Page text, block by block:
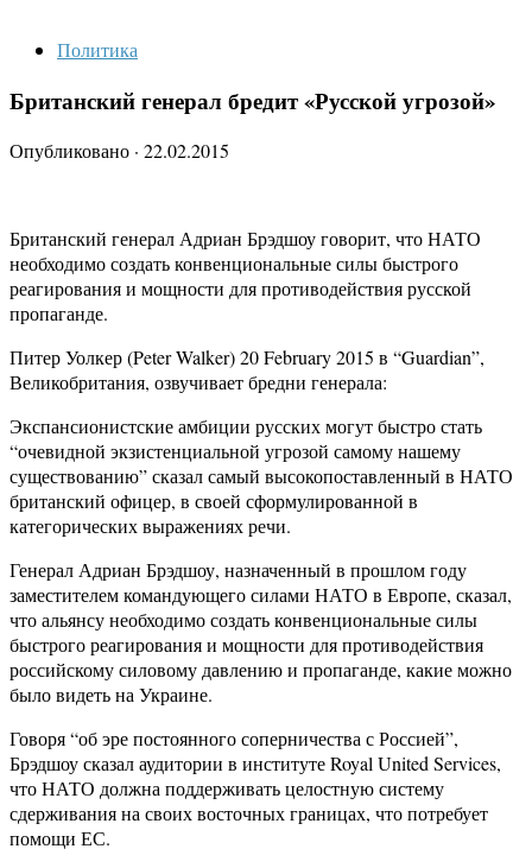
Политика
Британский генерал бредит «Русской угрозой»
Опубликовано · 22.02.2015
Британский генерал Адриан Брэдшоу говорит, что НАТО
необходимо создать конвенциональные силы быстрого
реагирования и мощности для противодействия русской
пропаганде.
Питер Уолкер (Peter Walker) 20 February 2015 в “Guardian”,
Великобритания, озвучивает бредни генерала:
Экспансионистские амбиции русских могут быстро стать
“очевидной экзистенциальной угрозой самому нашему
существованию” сказал самый высокопоставленный в НАТО
британский офицер, в своей сформулированной в
категорических выражениях речи.
Генерал Адриан Брэдшоу, назначенный в прошлом году
заместителем командующего силами НАТО в Европе, сказал,
что альянсу необходимо создать конвенциональные силы
быстрого реагирования и мощности для противодействия
российскому силовому давлению и пропаганде, какие можно
было видеть на Украине.
Говоря “об эре постоянного соперничества с Россией”,
Брэдшоу сказал аудитории в институте Royal United Services,
что НАТО должна поддерживать целостную систему
сдерживания на своих восточных границах, что потребует
помощи ЕС.